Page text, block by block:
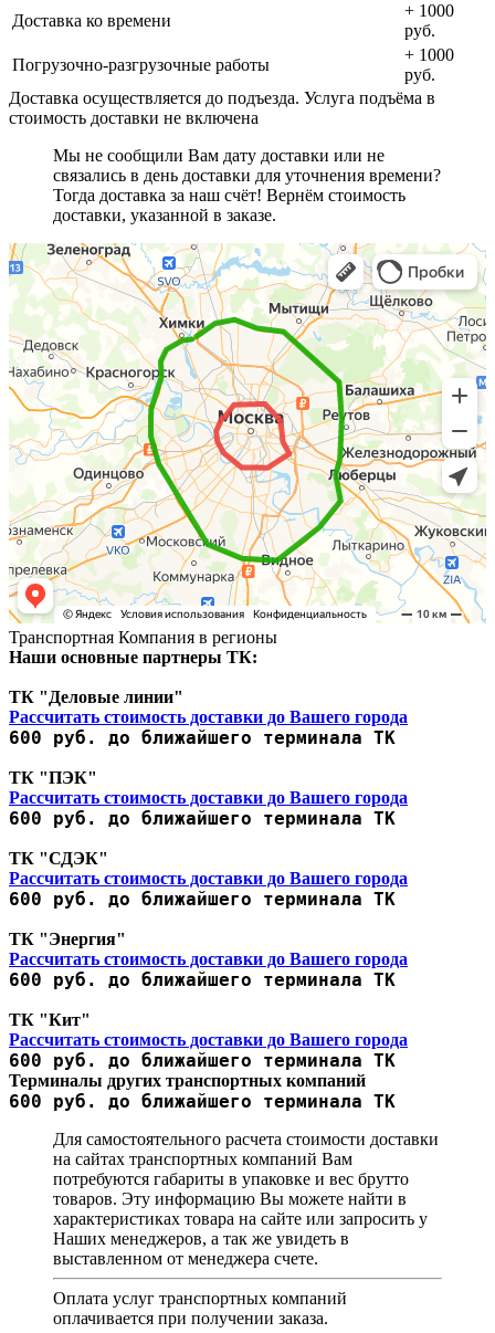
Доставка ко времени
+ 1000
руб.
Погрузочно-разгрузочные работы
+ 1000
руб.
Доставка осуществляется до подъезда. Услуга подъёма в
стоимость доставки не включена
Мы не сообщили Вам дату доставки или не
связались в день доставки для уточнения времени?
Тогда доставка за наш счёт! Вернём стоимость
доставки, указанной в заказе.
Транспортная Компания в регионы
Наши основные партнеры ТК:
ТК "Деловые линии"
Рассчитать стоимость доставки до Вашего города
600 руб. до ближайшего терминала ТК
ТК "ПЭК"
Рассчитать стоимость доставки до Вашего города
600 руб. до ближайшего терминала ТК
ТК "СДЭК"
Рассчитать стоимость доставки до Вашего города
600 руб. до ближайшего терминала ТК
ТК "Энергия"
Рассчитать стоимость доставки до Вашего города
600 руб. до ближайшего терминала ТК
ТК "Кит"
Рассчитать стоимость доставки до Вашего города
600 руб. до ближайшего терминала ТК
Терминалы других транспортных компаний
600 руб. до ближайшего терминала ТК
Для самостоятельного расчета стоимости доставки
на сайтах транспортных компаний Вам
потребуются габариты в упаковке и вес брутто
товаров. Эту информацию Вы можете найти в
характеристиках товара на сайте или запросить у
Наших менеджеров, а так же увидеть в
выставленном от менеджера счете.
Оплата услуг транспортных компаний
оплачивается при получении заказа.